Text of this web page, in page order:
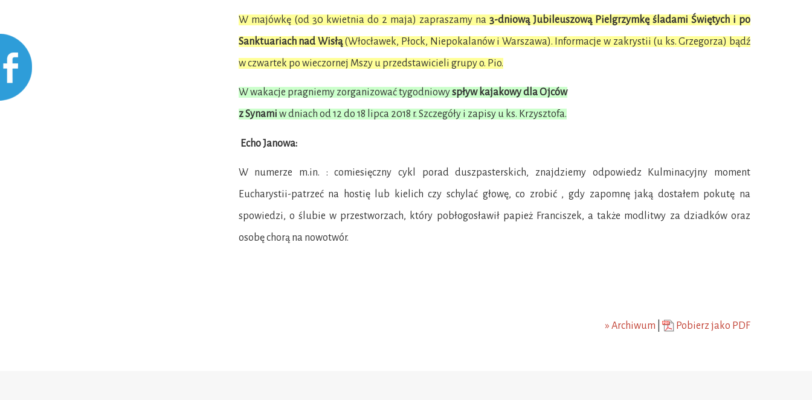
W majówkę (od 30 kwietnia do 2 maja) zapraszamy na 3-dniową Jubileuszową Pielgrzymkę śladami Świętych i po
Sanktuariach nad Wisłą(Włocławek, Płock, Niepokalanów i Warszawa). Informacje w zakrystii (u ks. Grzegorza) bądź
w czwartek po wieczornej Mszy u przedstawicieli grupy o. Pio.
W wakacje pragniemy zorganizować tygodniowyspływ kajakowy dla Ojców
z Synami w dniach od 12 do 18 lipca 2018 r. Szczegóły i zapisy u ks. Krzysztofa.
Echo Janowa:
W numerze m.in. : comiesięczny cykl porad duszpasterskich, znajdziemy odpowiedz Kulminacyjny moment
Eucharystii-patrzeć na hostię lub kielich czy schylać głowę, co zrobić , gdy zapomnę jaką dostałem pokutę na
spowiedzi, o ślubie w przestworzach, który pobłogosławił papież Franciszek, a także modlitwy za dziadków oraz
osobę chorą na nowotwór.
» Archiwum Pobierz jako PDF